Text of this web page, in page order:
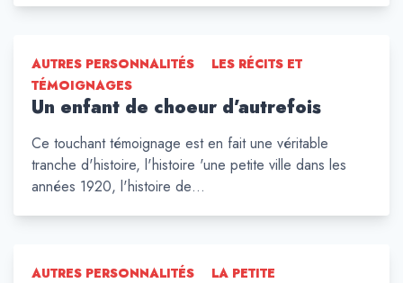
AUTRES PERSONNALITÉS
LES RÉCITS ET
TÉMOIGNAGES
Un enfant de choeur d’autrefois
Ce touchant témoignage est en fait une véritable
tranche d'histoire, l'histoire 'une petite ville dans les
années 1920, l'histoire de…
AUTRES PERSONNALITÉS LA PETITE